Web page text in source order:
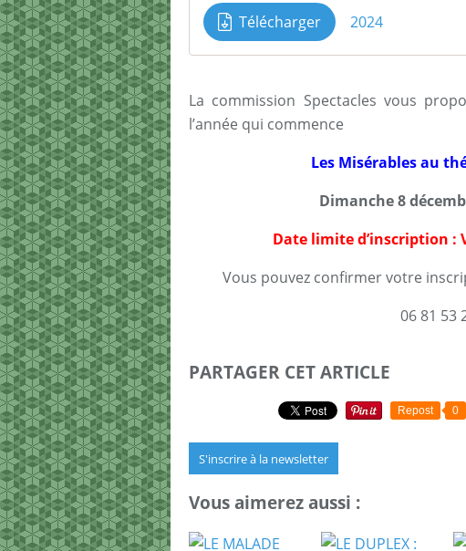
Télécharger 2024
La commission Spectacles vous
l’année qui commence
Les Misérables au
Dimanche 8
Date limite d’inscription :
Vous pouvez confirmer votre
06 81 53
PARTAGER CET ARTICLE
Repost 0
S'inscrire à la newsletter
Vous aimerez aussi :